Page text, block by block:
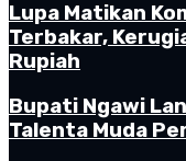
Lupa Matikan
Terbakar,
Rupiah
Bupati Ngawi
Talenta Muda